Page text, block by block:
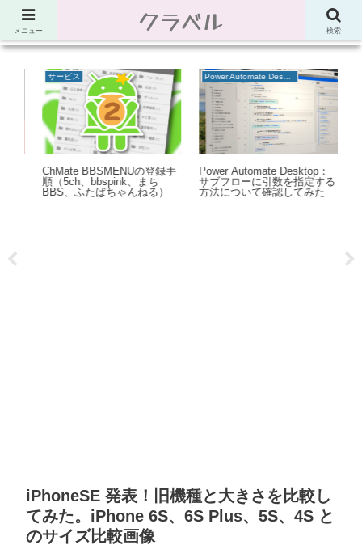
節約、こだわり、使い道。「決め手」がわかる比較サイト。でしたが最近は雑
多なブログ
サービス
ChMate BBSMENUの登録手
順（5ch、bbspink、まち
BBS、ふたばちゃんねる）
Power Automate Desktop
Power Automate Desktop：
サブフローに引数を指定する
方法について確認してみた
iPhoneSE 発表！旧機種と大きさを比較し
てみた。iPhone 6S、6S Plus、5S、4S と
のサイズ比較画像
メニュー クラベル 検索